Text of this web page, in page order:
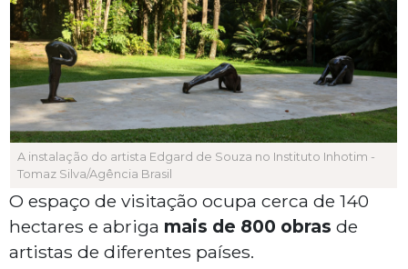
A instalação do artista Edgard de Souza no Instituto Inhotim -
Tomaz Silva/Agência Brasil
O espaço de visitação ocupa cerca de 140
hectares e abriga mais de 800 obras de
artistas de diferentes países.